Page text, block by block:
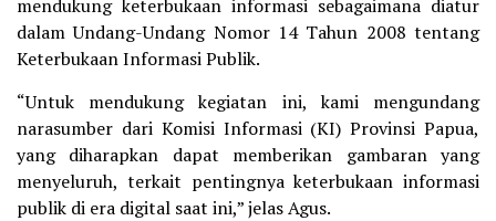
mendukung keterbukaan informasi sebagaimana diatur
dalam Undang-Undang Nomor 14 Tahun 2008 tentang
Keterbukaan Informasi Publik.
“Untuk mendukung kegiatan ini, kami mengundang
narasumber dari Komisi Informasi (KI) Provinsi Papua,
yang diharapkan dapat memberikan gambaran yang
menyeluruh, terkait pentingnya keterbukaan informasi
publik di era digital saat ini,” jelas Agus.